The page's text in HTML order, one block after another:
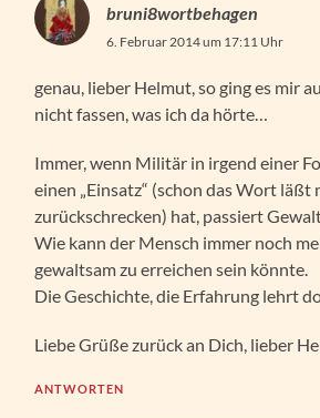
bruni8wortbehagen
6. Februar 2014 um 17:11 Uhr
genau, lieber Helmut, so ging es mir
nicht fassen, was ich da hörte…
Immer, wenn Militär in irgend einer
einen „Einsatz“ (schon das Wort läßt
zurückschrecken) hat, passiert
Wie kann der Mensch immer noch
gewaltsam zu erreichen sein könnte.
Die Geschichte, die Erfahrung lehrt
Liebe Grüße zurück an Dich, lieber
ANTWORTEN